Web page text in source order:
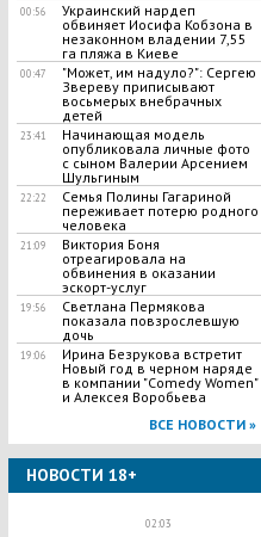
00:56
Украинский нардеп
обвиняет Иосифа Кобзона в
незаконном владении 7,55
га пляжа в Киеве
00:47
"Может, им надуло?": Сергею
Звереву приписывают
восьмерых внебрачных
детей
23:41
Начинающая модель
опубликовала личные фото
с сыном Валерии Арсением
Шульгиным
22:22
Семья Полины Гагариной
переживает потерю родного
человека
21:09
Виктория Боня
отреагировала на
обвинения в оказании
эскорт-услуг
19:56
Светлана Пермякова
показала повзрослевшую
дочь
19:06
Ирина Безрукова встретит
Новый год в черном наряде
в компании "Comedy Women"
и Алексея Воробьева
ВСЕ НОВОСТИ »
НОВОСТИ 18+
02:03